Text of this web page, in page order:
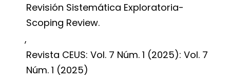
Revisión Sistemática Exploratoria-
Scoping Review.
,
Revista CEUS: Vol. 7 Núm. 1 (2025): Vol. 7
Núm. 1 (2025)